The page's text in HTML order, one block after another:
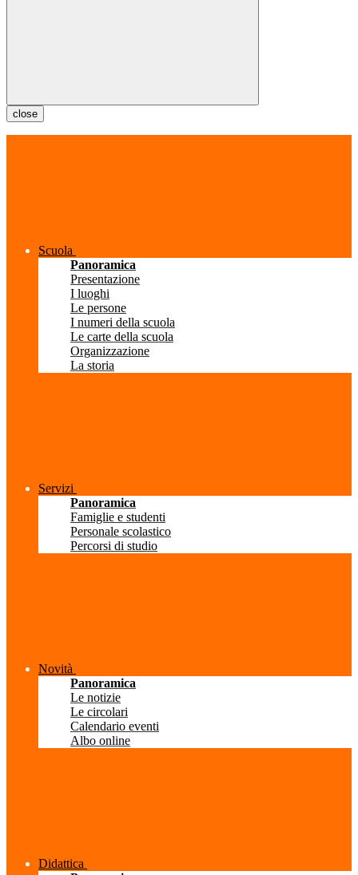
close
Scuola
Panoramica
Presentazione
I luoghi
Le persone
I numeri della scuola
Le carte della scuola
Organizzazione
La storia
Servizi
Panoramica
Famiglie e studenti
Personale scolastico
Percorsi di studio
Novità
Panoramica
Le notizie
Le circolari
Calendario eventi
Albo online
Didattica